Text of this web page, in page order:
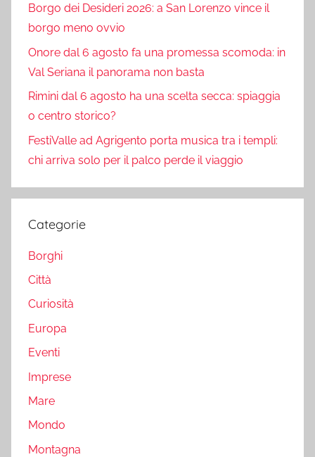
Borgo dei Desideri 2026: a San Lorenzo vince il
borgo meno ovvio
Onore dal 6 agosto fa una promessa scomoda: in
Val Seriana il panorama non basta
Rimini dal 6 agosto ha una scelta secca: spiaggia
o centro storico?
FestiValle ad Agrigento porta musica tra i templi:
chi arriva solo per il palco perde il viaggio
Categorie
Borghi
Città
Curiosità
Europa
Eventi
Imprese
Mare
Mondo
Montagna